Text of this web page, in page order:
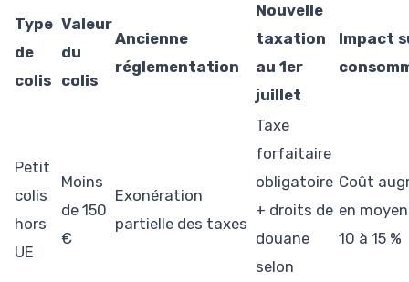
Type
de
colis
Valeur
du
colis
Ancienne
réglementation
Nouvelle
taxation
au 1er
juillet
Impact
Petit
colis
hors
UE
Moins
de 150
€
Exonération
partielle des taxes
Taxe
forfaitaire
obligatoire
+ droits de
douane
selon
Coût
en
10 à 15 %